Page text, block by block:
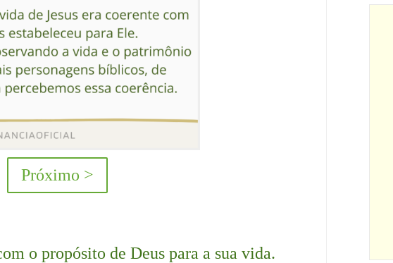
Próximo >
o propósito de Deus para a sua vida.